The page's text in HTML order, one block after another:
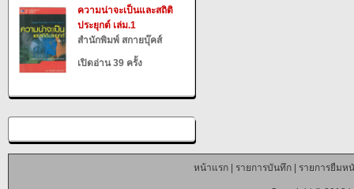
ความน่าจะเป็นและสถิติ
ประยุกต์ เล่ม.1
สำนักพิมพ์ สกายบุ๊คส์
เปิดอ่าน 39 ครั้ง
หน้าแรก| รายการบันทึก| รายการยืมห